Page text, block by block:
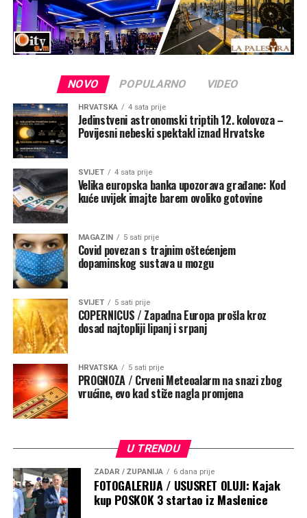
NOVO POPULARNO VIDEO
HRVATSKA 4 sata prije
Jedinstveni astronomski triptih 12. kolovoza –
Povijesni nebeski spektakl iznad Hrvatske
SVIJET 4 sata prije
Velika europska banka upozorava građane: Kod
kuće uvijek imajte barem ovoliko gotovine
MAGAZIN 5 sati prije
Covid povezan s trajnim oštećenjem
dopaminskog sustava u mozgu
SVIJET 5 sati prije
COPERNICUS / Zapadna Europa prošla kroz
dosad najtopliji lipanj i srpanj
HRVATSKA 5 sati prije
PROGNOZA / Crveni Meteoalarm na snazi zbog
vrućine, evo kad stiže nagla promjena
U TRENDU
ZADAR / ŽUPANIJA 6 dana prije
FOTOGALERIJA / USUSRET OLUJI: Kajak
kup POSKOK 3 startao iz Maslenice